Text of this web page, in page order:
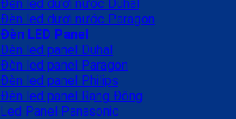
Đèn led dưới nước Duhal
Đèn led dưới nước Paragon
Đèn LED Panel
Đèn led panel Duhal
Đèn led panel Paragon
Đèn led panel Philips
Đèn led panel Rạng Đông
Led Panel Panasonic